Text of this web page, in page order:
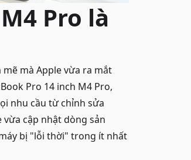
Pro là
mẽ mà Apple vừa ra mắt
Pro 14 inch M4 Pro,
nhu cầu từ chỉnh sửa
cập nhật dòng sản
bị "lỗi thời" trong ít nhất